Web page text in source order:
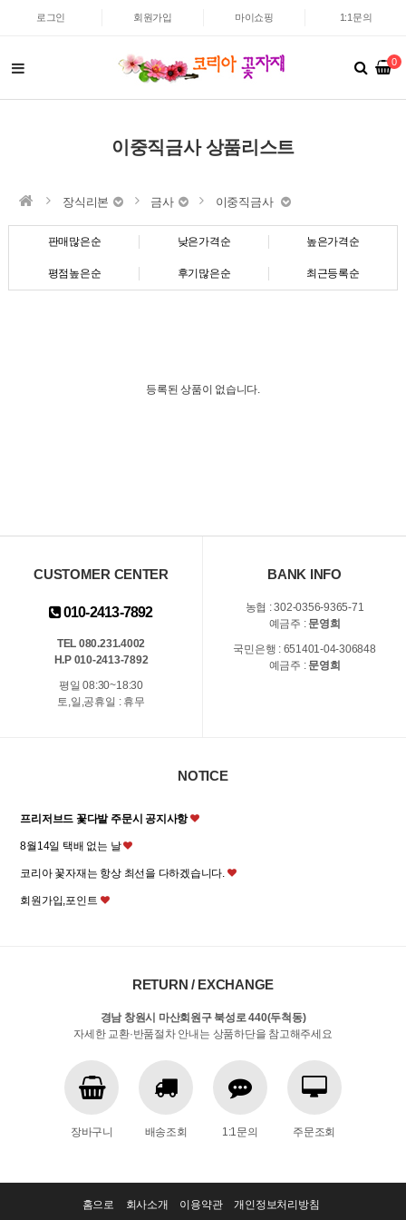
로그인 회원가입 마이쇼핑 1:1문의
0
이중직금사 상품리스트
장식리본 금사 이중직금사
판매많은순 낮은가격순 높은가격순
평점높은순 후기많은순 최근등록순
등록된 상품이 없습니다.
CUSTOMER CENTER
010-2413-7892
TEL 080.231.4002
H.P 010-2413-7892
평일 08:30~18:30
토,일,공휴일 : 휴무
BANK INFO
농협 : 302-0356-9365-71
예금주 : 문영희
국민은행 : 651401-04-306848
예금주 : 문영희
NOTICE
프리저브드 꽃다발 주문시 공지사항
8월14일 택배 없는 날
코리아 꽃자재는 항상 최선을 다하겠습니다.
회원가입,포인트
RETURN / EXCHANGE
경남 창원시 마산회원구 북성로 440(두척동)
자세한 교환·반품절차 안내는 상품하단을 참고해주세요
장바구니 배송조회 1:1문의 주문조회
홈으로 회사소개 이용약관 개인정보처리방침